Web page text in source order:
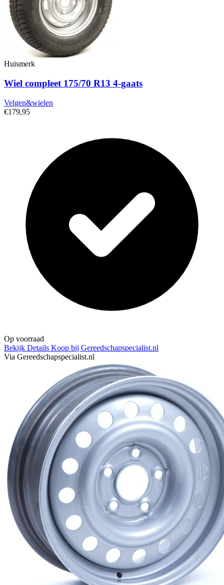
Huismerk
Wiel compleet 175/70 R13 4-gaats
Velgen&wielen
€179,95
Op voorraad
Bekijk Details Koop bij Gereedschapspecialist.nl
Via Gereedschapspecialist.nl